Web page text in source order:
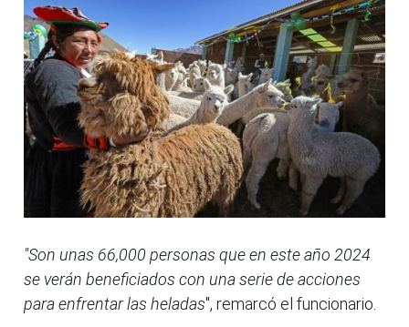
"Son unas 66,000 personas que en este año 2024
se verán beneficiados con una serie de acciones
para enfrentar las heladas", remarcó el funcionario.